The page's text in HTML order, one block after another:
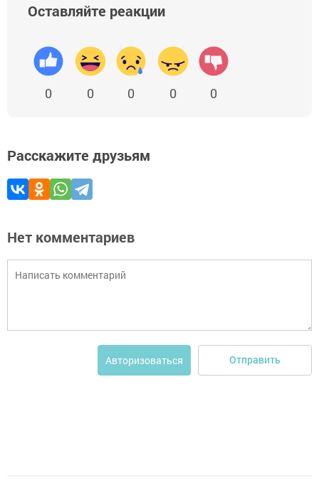
Оставляйте реакции
0 0 0 0 0
Расскажите друзьям
Нет комментариев
Авторизоваться Отправить